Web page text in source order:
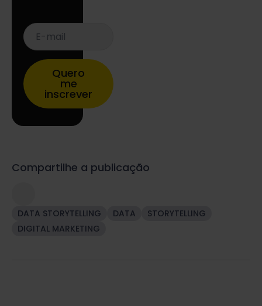
E-
mail
*
Quero
me
inscrever
Compartilhe a publicação
DATA STORYTELLING DATA
STORYTELLING
DIGITAL MARKETING